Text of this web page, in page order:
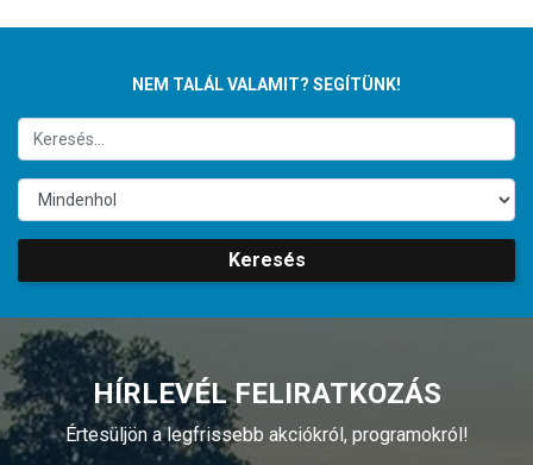
NEM TALÁL VALAMIT? SEGÍTÜNK!
Keresés
HÍRLEVÉL FELIRATKOZÁS
Értesüljön a legfrissebb akciókról, programokról!